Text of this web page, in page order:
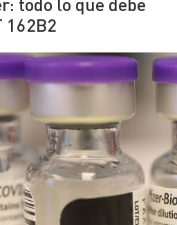
Economía
Sostenibilidad
Señal 2
162B2